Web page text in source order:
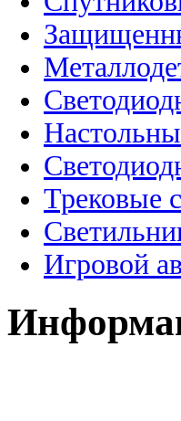
Трековые
Игровой